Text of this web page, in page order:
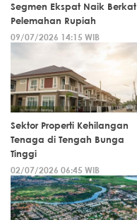
Segmen Ekspat Naik Berkat
Pelemahan Rupiah
09/07/2026 14:15 WIB
Sektor Properti Kehilangan
Tenaga di Tengah Bunga
Tinggi
02/07/2026 06:45 WIB